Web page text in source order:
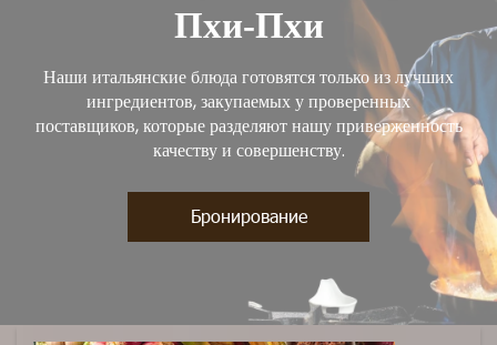
Пхи-Пхи
Наши итальянские блюда готовятся только из лучших
ингредиентов, закупаемых у проверенных
поставщиков, которые разделяют нашу приверженность
качеству и совершенству.
Бронирование